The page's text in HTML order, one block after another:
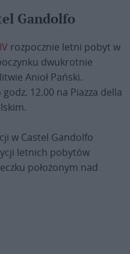
Gandolfo
rozpocznie letni pobyt w
dwukrotnie
Anioł Pański.
12.00 na Piazza della
w Castel Gandolfo
letnich pobytów
położonym nad